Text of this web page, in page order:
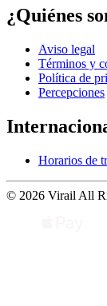
¿Quiénes
Aviso legal
Términos y
Política de
Percepciones
Horarios de
© 2026 Virail All